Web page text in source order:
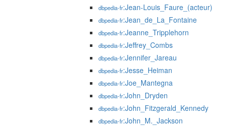
dbpedia-fr:Jean-Louis_Faure_(acteur)
dbpedia-fr:Jean_de_La_Fontaine
dbpedia-fr:Jeanne_Tripplehorn
dbpedia-fr:Jeffrey_Combs
dbpedia-fr:Jennifer_Jareau
dbpedia-fr:Jesse_Heiman
dbpedia-fr:Joe_Mantegna
dbpedia-fr:John_Dryden
dbpedia-fr:John_Fitzgerald_Kennedy
dbpedia-fr:John_M._Jackson